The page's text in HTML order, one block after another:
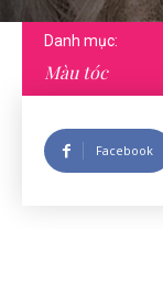
Danh mục:
Màu tóc
Facebook